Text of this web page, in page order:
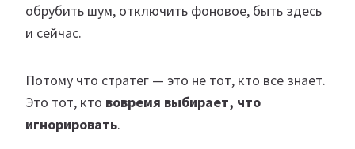
обрубить шум, отключить фоновое, быть здесь
и сейчас.
Потому что стратег — это не тот, кто все знает.
Это тот, кто вовремя выбирает, что
игнорировать.